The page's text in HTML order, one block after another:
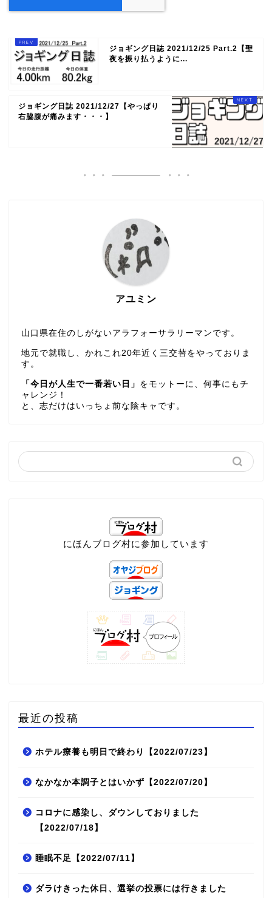
ジョギング日誌 2021/12/25 Part.2【聖
夜を振り払うように...
ジョギング日誌 2021/12/27【やっぱり
右脇腹が痛みます・・・】
アユミン
山口県在住のしがないアラフォーサラリーマンです。
地元で就職し、かれこれ20年近く三交替をやっておりま
す。
「今日が人生で一番若い日」 をモットーに、何事にもチ
ャレンジ！
と、志だけはいっちょ前な陰キャです。
にほんブログ村に参加しています
最近の投稿
ホテル療養も明日で終わり【2022/07/23】
なかなか本調子とはいかず【2022/07/20】
コロナに感染し、ダウンしておりました
【2022/07/18】
睡眠不足【2022/07/11】
ダラけきった休日、選挙の投票には行きました